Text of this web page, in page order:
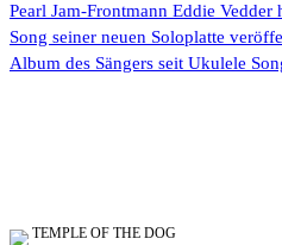
Pearl Jam-Frontmann Eddie Vedder
Song seiner neuen Soloplatte
Album des Sängers seit Ukulele
TEMPLE OF THE DOG